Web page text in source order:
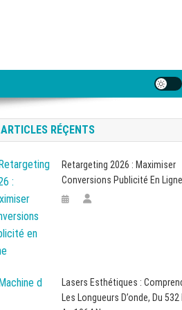
ARTICLES RÉÇENTS
Retargeting 2026 : Maximiser
Conversions Publicité En Ligne
Lasers Esthétiques :
Les Longueurs D’onde, Du 532